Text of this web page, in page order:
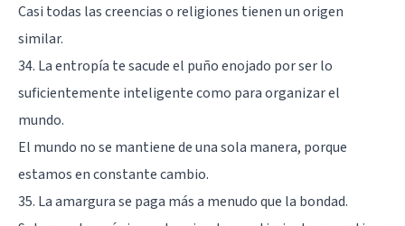
Casi todas las creencias o religiones tienen un origen
similar.
34. La entropía te sacude el puño enojado por ser lo
suficientemente inteligente como para organizar el
mundo.
El mundo no se mantiene de una sola manera, porque
estamos en constante cambio.
35. La amargura se paga más a menudo que la bondad.